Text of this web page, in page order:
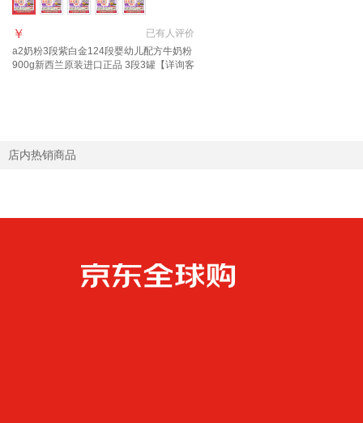
已有人评价
￥
a2奶粉3段紫白金124段婴幼儿配方牛奶粉
900g新西兰原装进口正品 3段3罐【详询客
店内热销商品